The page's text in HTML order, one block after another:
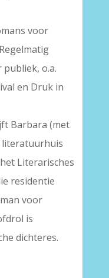
voor
o.a.
en Druk in
Barbara (met
literatuurhuis
Literarisches
residentie
voor
is
dichteres.